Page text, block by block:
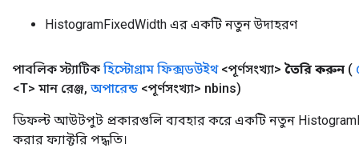
HistogramFixedWidth এর একটি নতুন উদাহরণ
পাবলিক স্ট্যাটিক হিস্টোগ্রাম ফিক্সডউইথ<পূর্ণসংখ্যা> তৈরি করুন (
<T> মান রেঞ্জ, অপারেন্ড <পূর্ণসংখ্যা> nbins)
ডিফল্ট আউটপুট প্রকারগুলি ব্যবহার করে একটি নতুন
করার ফ্যাক্টরি পদ্ধতি।